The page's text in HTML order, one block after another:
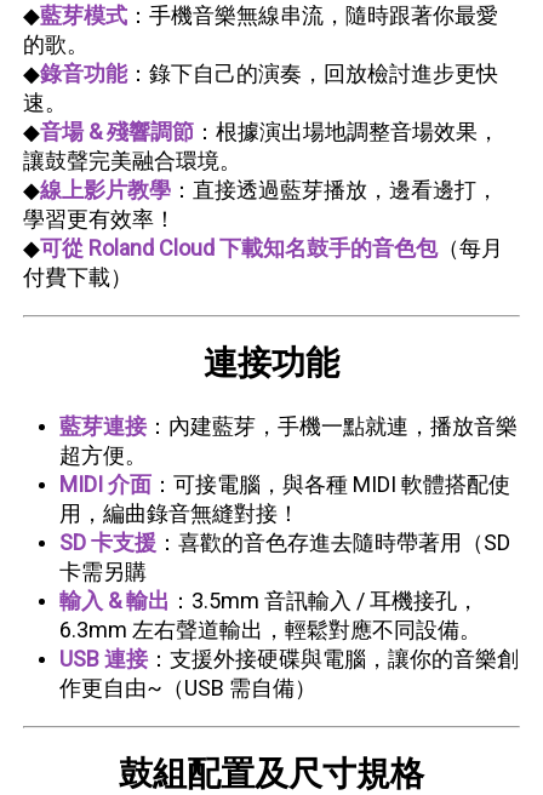
◆藍芽模式 ：手機音樂無線串流，隨時跟著你最愛
的歌。
◆錄音功能：錄下自己的演奏，回放檢討進步更快
速。
◆音場 & 殘響調節 ：根據演出場地調整音場效果，
讓鼓聲完美融合環境。
◆線上影片教學 ：直接透過藍芽播放，邊看邊打，
學習更有效率！
◆可從 Roland Cloud 下載知名鼓手的音色包（每月
付費下載）
連接功能
藍芽連接：內建藍芽，手機一點就連，播放音樂
超方便。
MIDI 介面 ：可接電腦，與各種 MIDI 軟體搭配使
用，編曲錄音無縫對接！
SD 卡支援 ：喜歡的音色存進去隨時帶著用（SD
卡需另購
輸入 & 輸出 ：3.5mm 音訊輸入 / 耳機接孔，
6.3mm 左右聲道輸出，輕鬆對應不同設備。
USB 連接：支援外接硬碟與電腦，讓你的音樂創
作更自由~ （USB 需自備）
鼓組配置及尺寸規格